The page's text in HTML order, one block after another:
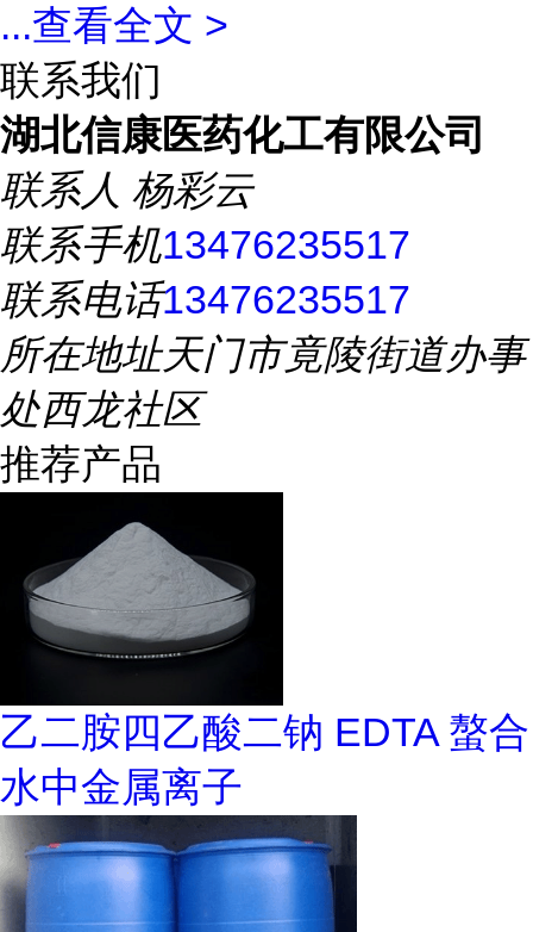
...查看全文 >
联系我们
湖北信康医药化工有限公司
联系人 杨彩云
联系手机13476235517
联系电话13476235517
所在地址天门市竟陵街道办事
处西龙社区
推荐产品
乙二胺四乙酸二钠 EDTA 螯合
水中金属离子